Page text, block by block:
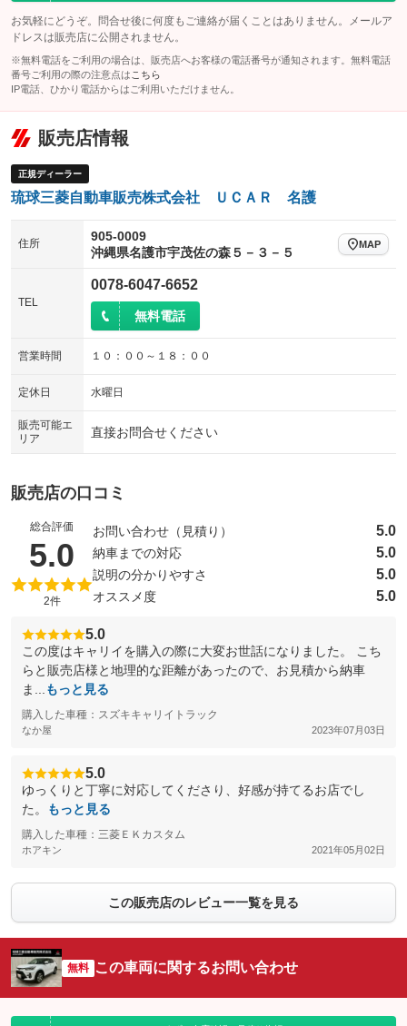
お気軽にどうぞ。問合せ後に何度もご連絡が届くことはありません。メールア
ドレスは販売店に公開されません。
※無料電話をご利用の場合は、販売店へお客様の電話番号が通知されます。無料電話
番号ご利用の際の注意点は こちら
IP電話、ひかり電話からはご利用いただけません。
販売店情報
正規ディーラー
琉球三菱自動車販売株式会社 ＵＣＡＲ 名護
住所
905-0009
沖縄県名護市宇茂佐の森５－３－５
MAP
TEL
0078-6047-6652
無料電話
営業時間 １０：００～１８：００
定休日 水曜日
販売可能エ
リア
直接お問合せください
販売店の口コミ
総合評価
5.0 （5点満点中）
2件
お問い合わせ（見積り） 5.0
納車までの対応 5.0
説明の分かりやすさ 5.0
オススメ度 5.0
5.0
この度はキャリイを購入の際に大変お世話になりました。 こち
らと販売店様と地理的な距離があったので、お見積から納車
ま...
もっと見る
購入した車種：スズキキャリイトラック
なか屋 2023年07月03日
5.0
ゆっくりと丁寧に対応してくださり、好感が持てるお店でし
た。
もっと見る
購入した車種：三菱ＥＫカスタム
ホアキン 2021年05月02日
この販売店のレビュー一覧を見る
無料 この車両に関するお問い合わせ